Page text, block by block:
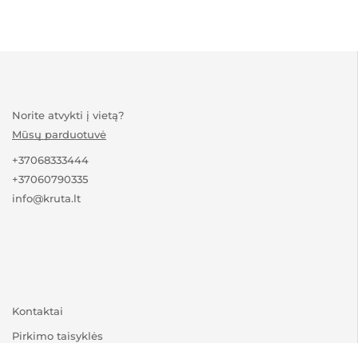
Norite atvykti į vietą?
Mūsų parduotuvė
+37068333444
+37060790335
info@kruta.lt
Kontaktai
Pirkimo taisyklės